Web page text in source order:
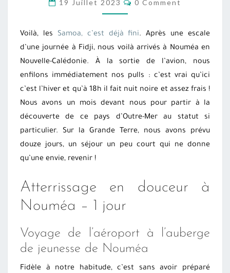
TERRE
19 Juillet 2023 0 Comment
Voilà, les Samoa, c’est déjà fini. Après une escale
d’une journée à Fidji, nous voilà arrivés à Nouméa en
Nouvelle-Calédonie. À la sortie de l’avion, nous
enfilons immédiatement nos pulls : c’est vrai qu’ici
c’est l’hiver et qu’à 18h il fait nuit noire et assez frais !
Nous avons un mois devant nous pour partir à la
découverte de ce pays d’Outre-Mer au statut si
particulier. Sur la Grande Terre, nous avons prévu
douze jours, un séjour un peu court qui ne donne
qu’une envie, revenir !
Atterrissage en douceur à
Nouméa – 1 jour
Voyage de l’aéroport à l’auberge
de jeunesse de Nouméa
Fidèle à notre habitude, c’est sans avoir préparé